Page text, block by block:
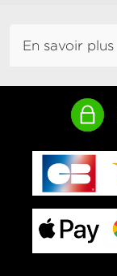
En savoir plus